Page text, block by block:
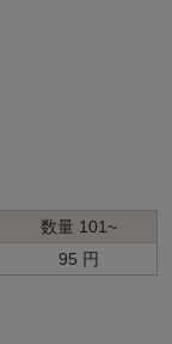
数量 101~
95 円